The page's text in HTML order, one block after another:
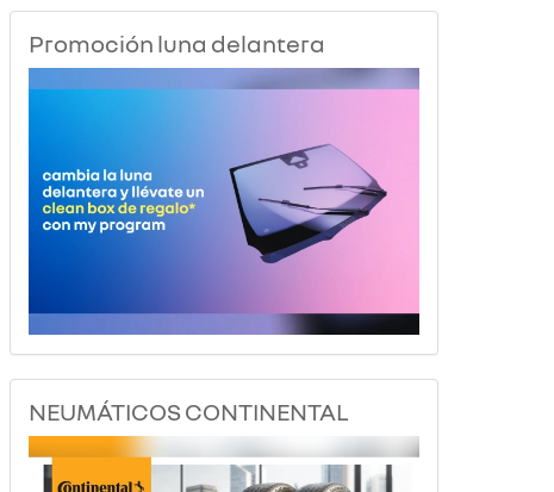
Promoción luna delantera
NEUMÁTICOS CONTINENTAL